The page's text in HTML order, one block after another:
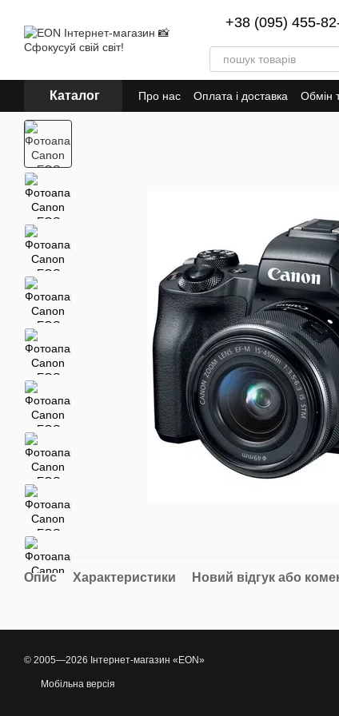
+38 (095) 455-
Каталог Про нас Оплата і доставка Обмін
Опис Характеристики Новий відгук або
© 2005—2026 Інтернет-магазин «EON»
Мобільна версія